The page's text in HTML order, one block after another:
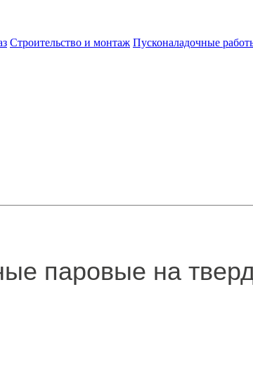
Строительство и монтаж Пусконаладочные
паровые на